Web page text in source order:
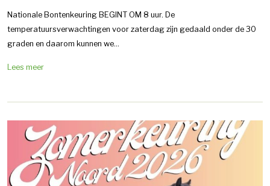
Nationale Bontenkeuring BEGINT OM 8 uur. De
temperatuursverwachtingen voor zaterdag zijn gedaald onder de 30
graden en daarom kunnen we...
Lees meer